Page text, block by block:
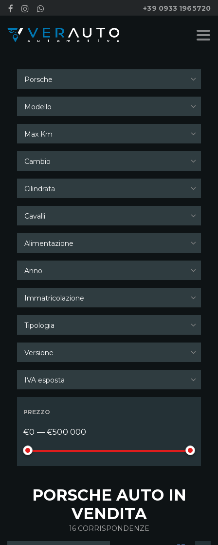
+39 0933 1965720
Cerca
Porsche
Modello
Max Km
Cambio
Cilindrata
Cavalli
Alimentazione
Anno
Immatricolazione
Tipologia
Versione
IVA esposta
PREZZO
€0 — €500 000
PORSCHE AUTO IN
VENDITA
16CORRISPONDENZE